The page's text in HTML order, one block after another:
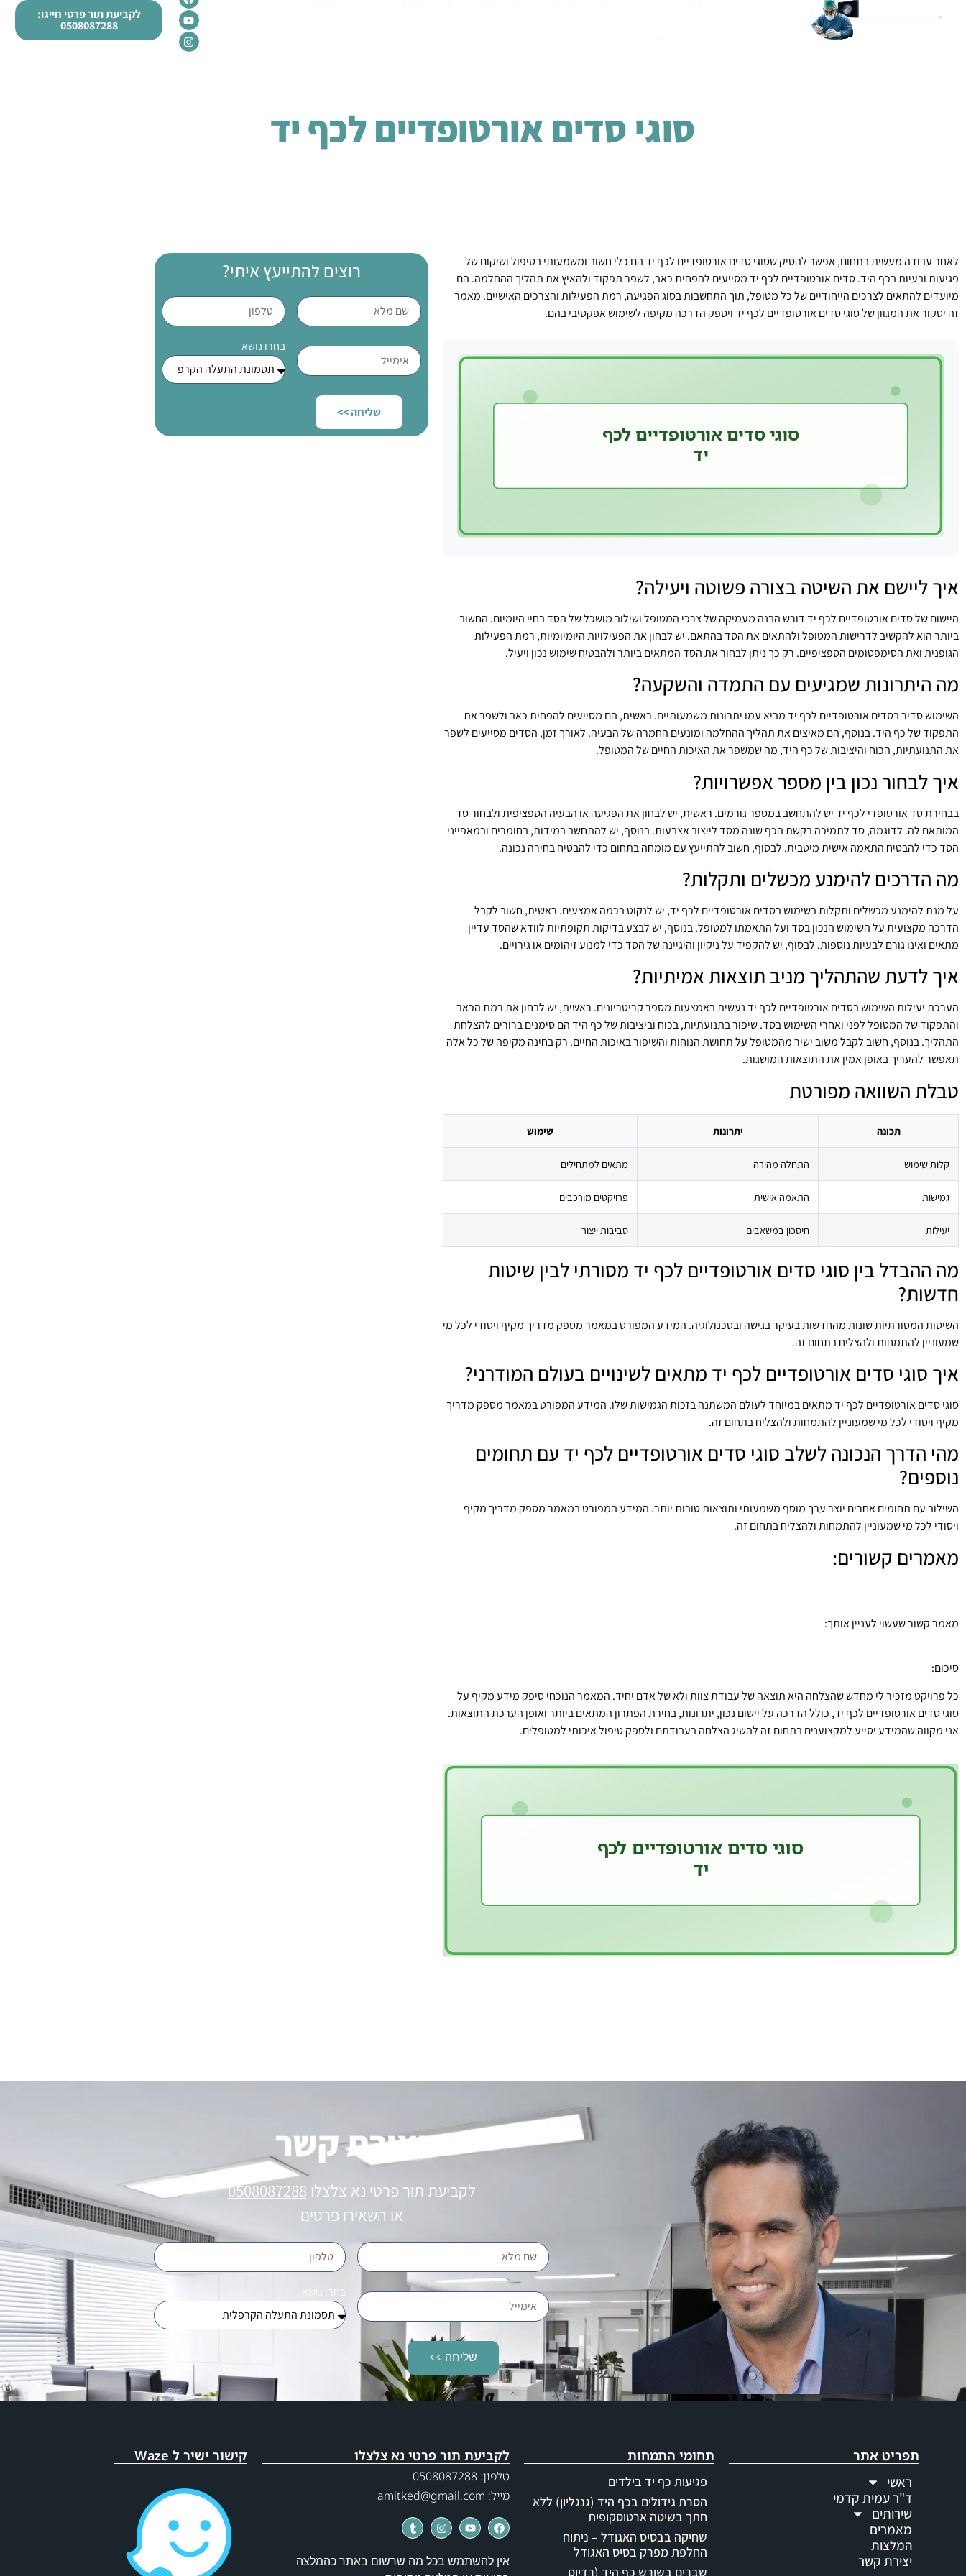
לקביעת תור פרטי חייגו:
0508087288
סוגי סדים אורטופדיים לכף יד
לאחר עבודה מעשית בתחום, אפשר להסיק שסוגי סדים אורטופדיים לכף יד הם כלי חשוב ומשמעותי בטיפול ושיקום של
פגיעות ובעיות בכף היד. סדים אורטופדיים לכף יד מסייעים להפחית כאב, לשפר תפקוד ולהאיץ את תהליך ההחלמה. הם
מיועדים להתאים לצרכים הייחודיים של כל מטופל, תוך התחשבות בסוג הפגיעה, רמת הפעילות והצרכים האישיים. מאמר
זה יסקור את המגוון של סוגי סדים אורטופדיים לכף יד ויספק הדרכה מקיפה לשימוש אפקטיבי בהם.
איך ליישם את השיטה בצורה פשוטה ויעילה?
היישום של סדים אורטופדיים לכף יד דורש הבנה מעמיקה של צרכי המטופל ושילוב מושכל של הסד בחיי היומיום. החשוב
ביותר הוא להקשיב לדרישות המטופל ולהתאים את הסד בהתאם. יש לבחון את הפעילויות היומיומיות, רמת הפעילות
הגופנית ואת הסימפטומים הספציפיים. רק כך ניתן לבחור את הסד המתאים ביותר ולהבטיח שימוש נכון ויעיל.
מה היתרונות שמגיעים עם התמדה והשקעה?
השימוש סדיר בסדים אורטופדיים לכף יד מביא עמו יתרונות משמעותיים. ראשית, הם מסייעים להפחית כאב ולשפר את
התפקוד של כף היד. בנוסף, הם מאיצים את תהליך ההחלמה ומונעים החמרה של הבעיה. לאורך זמן, הסדים מסייעים לשפר
את התנועתיות, הכוח והיציבות של כף היד, מה שמשפר את האיכות החיים של המטופל.
איך לבחור נכון בין מספר אפשרויות?
בבחירת סד אורטופדי לכף יד יש להתחשב במספר גורמים. ראשית, יש לבחון את הפגיעה או הבעיה הספציפית ולבחור סד
המותאם לה. לדוגמה, סד לתמיכה בקשת הכף שונה מסד לייצוב אצבעות. בנוסף, יש להתחשב במידות, בחומרים ובמאפייני
הסד כדי להבטיח התאמה אישית מיטבית. לבסוף, חשוב להתייעץ עם מומחה בתחום כדי להבטיח בחירה נכונה.
מה הדרכים להימנע מכשלים ותקלות?
על מנת להימנע מכשלים ותקלות בשימוש בסדים אורטופדיים לכף יד, יש לנקוט בכמה אמצעים. ראשית, חשוב לקבל
הדרכה מקצועית על השימוש הנכון בסד ועל התאמתו למטופל. בנוסף, יש לבצע בדיקות תקופתיות לוודא שהסד עדיין
מתאים ואינו גורם לבעיות נוספות. לבסוף, יש להקפיד על ניקיון והיגיינה של הסד כדי למנוע זיהומים או גירויים.
איך לדעת שהתהליך מניב תוצאות אמיתיות?
הערכת יעילות השימוש בסדים אורטופדיים לכף יד נעשית באמצעות מספר קריטריונים. ראשית, יש לבחון את רמת הכאב
והתפקוד של המטופל לפני ואחרי השימוש בסד. שיפור בתנועתיות, בכוח וביציבות של כף היד הם סימנים ברורים להצלחת
התהליך. בנוסף, חשוב לקבל משוב ישיר מהמטופל על תחושת הנוחות והשיפור באיכות החיים. רק בחינה מקיפה של כל אלה
תאפשר להעריך באופן אמין את התוצאות המושגות.
טבלת השוואה מפורטת
תכונה יתרונות שימוש
קלות שימוש התחלה מהירה מתאים למתחילים
גמישות התאמה אישית פרויקטים מורכבים
יעילות חיסכון במשאבים סביבות ייצור
מה ההבדל בין סוגי סדים אורטופדיים לכף יד מסורתי לבין שיטות
חדשות?
השיטות המסורתיות שונות מהחדשות בעיקר בגישה ובטכנולוגיה. המידע המפורט במאמר מספק מדריך מקיף ויסודי לכל מי
שמעוניין להתמחות ולהצליח בתחום זה.
איך סוגי סדים אורטופדיים לכף יד מתאים לשינויים בעולם המודרני?
סוגי סדים אורטופדיים לכף יד מתאים במיוחד לעולם המשתנה בזכות הגמישות שלו. המידע המפורט במאמר מספק מדריך
מקיף ויסודי לכל מי שמעוניין להתמחות ולהצליח בתחום זה.
מהי הדרך הנכונה לשלב סוגי סדים אורטופדיים לכף יד עם תחומים
נוספים?
השילוב עם תחומים אחרים יוצר ערך מוסף משמעותי ותוצאות טובות יותר. המידע המפורט במאמר מספק מדריך מקיף
ויסודי לכל מי שמעוניין להתמחות ולהצליח בתחום זה.
מאמרים קשורים:
מאמר קשור שעשוי לעניין אותך:
סיכום:
כל פרויקט מזכיר לי מחדש שהצלחה היא תוצאה של עבודת צוות ולא של אדם יחיד. המאמר הנוכחי סיפק מידע מקיף על
סוגי סדים אורטופדיים לכף יד, כולל הדרכה על יישום נכון, יתרונות, בחירת הפתרון המתאים ביותר ואופן הערכת התוצאות.
אני מקווה שהמידע יסייע למקצוענים בתחום זה להשיג הצלחה בעבודתם ולספק טיפול איכותי למטופלים.
רוצים להתייעץ איתי?
בחרו נושא
שליחה >>
יצירת קשר
לקביעת תור פרטי נא צלצלו 0508087288
או השאירו פרטים
בחרו נושא
שליחה >>
תפריט אתר
ראשי
ד"ר עמית קדמי
שירותים
מאמרים
המלצות
יצירת קשר
תחומי התמחות
פגיעות כף יד בילדים
הסרת גידולים בכף היד (גנגליון) ללא
חתך בשיטה ארטוסקופית
שחיקה בבסיס האגודל – ניתוח
החלפת מפרק בסיס האגודל
שברים בשורש כף היד (רדיוס
לקביעת תור פרטי נא צלצלו
טלפון: 0508087288
מייל: amitked@gmail.com
אין להשתמש בכל מה שרשום באתר כהמלצה
קישור ישיר ל Waze